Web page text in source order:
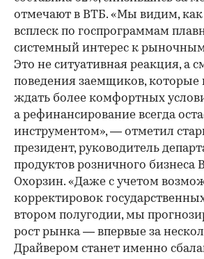
отмечают в ВТБ. «Мы видим,
всплеск по госпрограммам
системный интерес к
Это не ситуативная реакция, а
поведения заемщиков,
ждать более комфортных
а рефинансирование всегда
инструментом», — отметил
президент, руководитель
продуктов розничного бизнеса
Охорзин. «Даже с учетом
корректировок
втором полугодии, мы
рост рынка — впервые за
Драйвером станет именно